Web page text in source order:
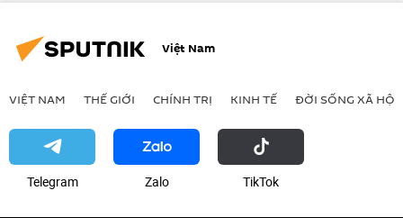
Việt Nam
VIỆT NAM THẾ GIỚI CHÍNH TRỊ KINH TẾ ĐỜI SỐNG XÃ HỘI
Telegram Zalo ТikТоk